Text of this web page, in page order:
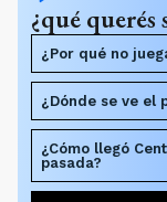
¿qué querés
¿Por qué no
¿Dónde se ve el
¿Cómo llegó
pasada?